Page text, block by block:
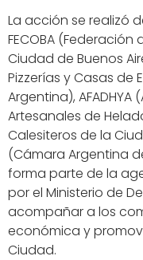
La acción se realizó
FECOBA
Ciudad de Buenos
Pizzerías y Casas de
Argentina),
Artesanales de
Calesiteros de la
(Cámara Argentina
forma parte de la
por el Ministerio de
acompañar a los
económica y
Ciudad.